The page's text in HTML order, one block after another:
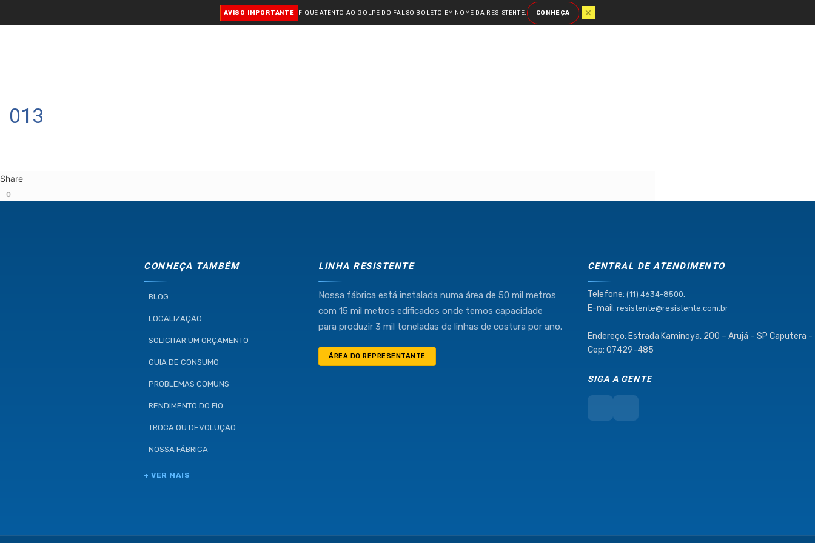
AVISO IMPORTANTE FIQUE ATENTO AO GOLPE DO FALSO BOLETO EM NOME DA RESISTENTE. CONHEÇA
013
Share
0
CONHEÇA TAMBÉM
BLOG
LOCALIZAÇÃO
SOLICITAR UM ORÇAMENTO
GUIA DE CONSUMO
PROBLEMAS COMUNS
RENDIMENTO DO FIO
TROCA OU DEVOLUÇÃO
NOSSA FÁBRICA
+ VER MAIS
LINHA RESISTENTE
Nossa fábrica está instalada numa área de 50 mil metros
com 15 mil metros edificados onde temos capacidade
para produzir 3 mil toneladas de linhas de costura por ano.
ÁREA DO REPRESENTANTE
CENTRAL DE ATENDIMENTO
Telefone: (11) 4634-8500.
E-mail: resistente@resistente.com.br
Endereço: Estrada Kaminoya, 200 – Arujá – SP Caputera -
Cep: 07429-485
SIGA A GENTE